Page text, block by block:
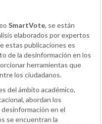
SmartVote, se están
elaborados por expertos
estas publicaciones es
de la desinformación en los
herramientas que
los ciudadanos.
del ámbito académico,
abordan los
en el
se encuentran la